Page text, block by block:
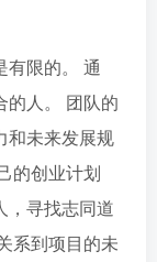
有限的。 通
的人。 团队的
和未来发展规
的创业计划
，寻找志同道
系到项目的未